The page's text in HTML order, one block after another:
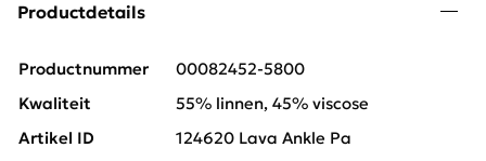
Productdetails
Productnummer
00082452-5800
Kwaliteit
55% linnen, 45% viscose
Artikel ID
124620 Lava Ankle Pa